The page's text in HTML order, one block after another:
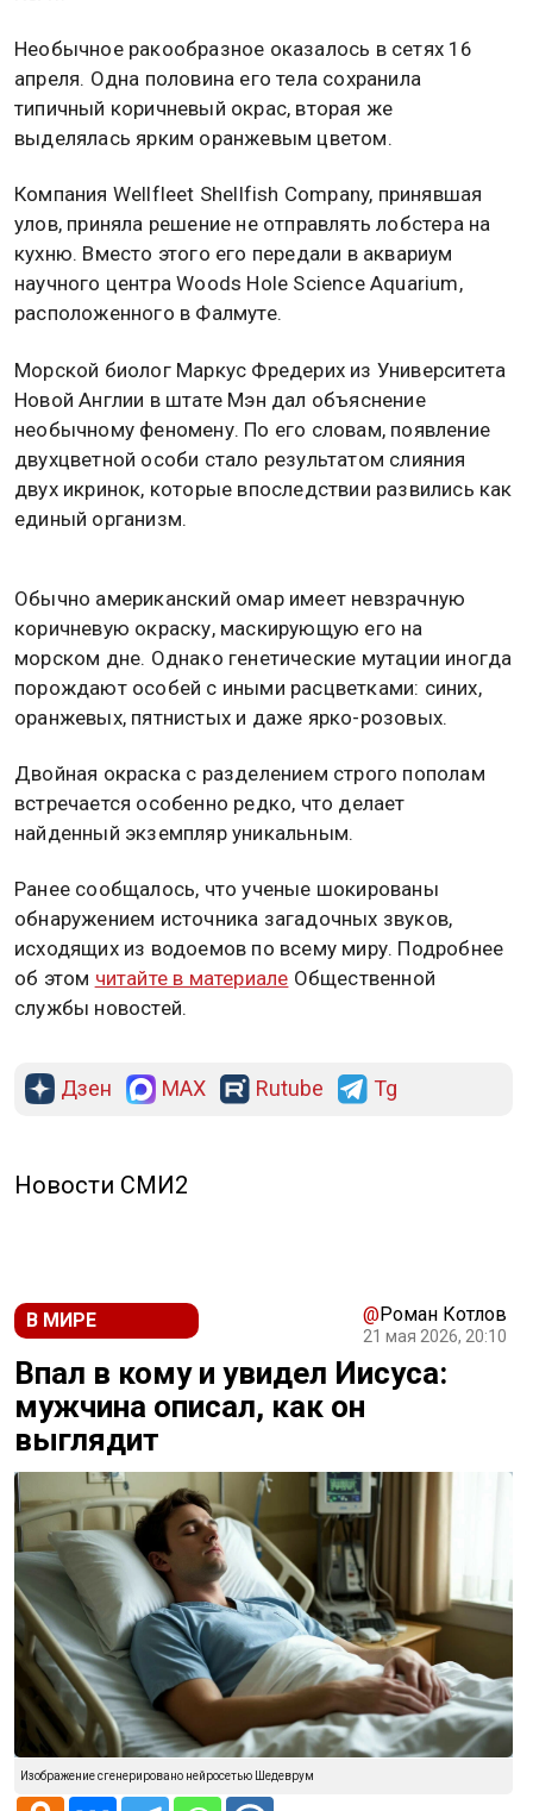
Необычное ракообразное оказалось в сетях 16
апреля. Одна половина его тела сохранила
типичный коричневый окрас, вторая же
выделялась ярким оранжевым цветом.
Компания Wellfleet Shellfish Company, принявшая
улов, приняла решение не отправлять лобстера на
кухню. Вместо этого его передали в аквариум
научного центра Woods Hole Science Aquarium,
расположенного в Фалмуте.
Морской биолог Маркус Фредерих из Университета
Новой Англии в штате Мэн дал объяснение
необычному феномену. По его словам, появление
двухцветной особи стало результатом слияния
двух икринок, которые впоследствии развились как
единый организм.
Обычно американский омар имеет невзрачную
коричневую окраску, маскирующую его на
морском дне. Однако генетические мутации иногда
порождают особей с иными расцветками: синих,
оранжевых, пятнистых и даже ярко-розовых.
Двойная окраска с разделением строго пополам
встречается особенно редко, что делает
найденный экземпляр уникальным.
Ранее сообщалось, что ученые шокированы
обнаружением источника загадочных звуков,
исходящих из водоемов по всему миру. Подробнее
об этом читайте в материале Общественной
службы новостей.
Дзен MAX Rutube Tg
Новости СМИ2
В МИРЕ @Роман Котлов
21 мая 2026, 20:10
Впал в кому и увидел Иисуса:
мужчина описал, как он
выглядит
Изображение сгенерировано нейросетью Шедеврум